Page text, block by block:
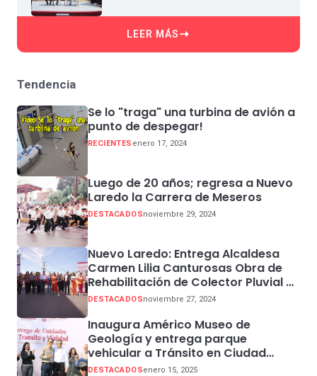
LEER MÁS
Tendencia
Se lo "traga" una turbina de avión a
punto de despegar!
RECIENTES enero 17, 2024
Luego de 20 años; regresa a Nuevo
Laredo la Carrera de Meseros
DESTACADOSnoviembre 29, 2024
Nuevo Laredo: Entrega Alcaldesa
Carmen Lilia Canturosas Obra de
Rehabilitación de Colector Pluvial en
Sector Centro
DESTACADOSnoviembre 27, 2024
Inaugura Américo Museo de
Geología y entrega parque
vehicular a Tránsito en Ciudad
Madero
DESTACADOSenero 15, 2025